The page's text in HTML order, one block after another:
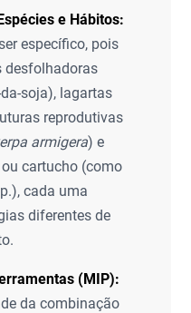
e Hábitos:
específico, pois
desfolhadoras
soja), lagartas
reprodutivas
armigera) e
cartucho (como
cada uma
diferentes de
(MIP):
da combinação